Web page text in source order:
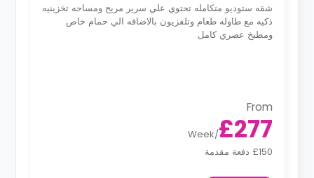
شقه ستوديو متكامله تحتوي علي سرير مريح ومساحه تخزينيه
ذكيه مع طاوله طعام وتلفزيون بالاضافه الي حمام خاص
ومطبخ عصري كامل
From
£277
/
Week
£150 دفعة مقدمة